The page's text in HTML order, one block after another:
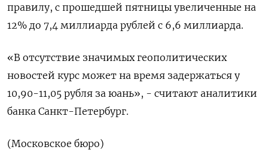
правилу, с прошедшей пятницы увеличенные на
12% до 7,4 миллиарда рублей с 6,6 миллиарда.
«В отсутствие значимых геополитических
новостей курс может на время задержаться у
10,90-11,05 рубля за юань», - считают аналитики
банка Санкт-Петербург.
(Московское бюро)